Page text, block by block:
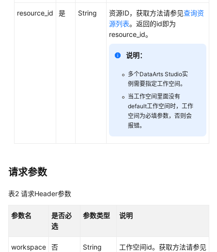
实
概
览
如
调
resource_id 是 String 资源ID，获取方法请参见查询资
源列表。返回的id即为
resource_id。
说明：
多个DataArts Studio实
例需要指定工作空间。
当工作空间里面没有
default工作空间时，工作
空间为必填参数，否则会
报错。
请求参数
表2 请求Header参数
参数名
是否必
选
参数类型 说明
workspace 否 String
工作空间id。获取方法请参见